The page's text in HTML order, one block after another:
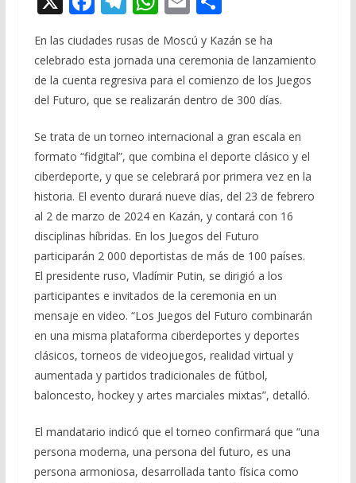
ac
e
b
o
o
k
e
gr
a
m
at
s
A
p
p
m
ai
l
o
m
p
ar
ti
r
En las ciudades rusas de Moscú y Kazán se ha
celebrado esta jornada una ceremonia de lanzamiento
de la cuenta regresiva para el comienzo de los Juegos
del Futuro, que se realizarán dentro de 300 días.
Se trata de un torneo internacional a gran escala en
formato “fidgital”, que combina el deporte clásico y el
ciberdeporte, y que se celebrará por primera vez en la
historia. El evento durará nueve días, del 23 de febrero
al 2 de marzo de 2024 en Kazán, y contará con 16
disciplinas híbridas. En los Juegos del Futuro
participarán 2 000 deportistas de más de 100 países.
El presidente ruso, Vladímir Putin, se dirigió a los
participantes e invitados de la ceremonia en un
mensaje en video. “Los Juegos del Futuro combinarán
en una misma plataforma ciberdeportes y deportes
clásicos, torneos de videojuegos, realidad virtual y
aumentada y partidos tradicionales de fútbol,
baloncesto, hockey y artes marciales mixtas”, detalló.
El mandatario indicó que el torneo confirmará que “una
persona moderna, una persona del futuro, es una
persona armoniosa, desarrollada tanto física como